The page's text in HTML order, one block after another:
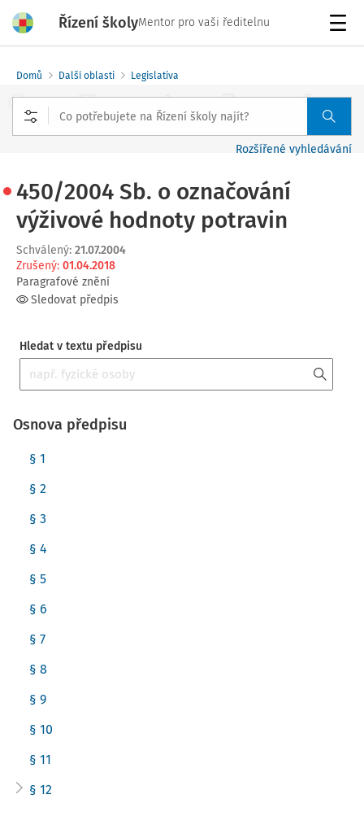
Řízení školyMentor pro vaši ředitelnu
Domů Další oblasti Legislativa
Rozšířené vyhledávání
450/2004 Sb. o označování
výživové hodnoty potravin
Schválený: 21.07.2004
Zrušený: 01.04.2018
Paragrafové znění
Sledovat předpis
Hledat v textu předpisu
Osnova předpisu
§ 1
§ 2
§ 3
§ 4
§ 5
§ 6
§ 7
§ 8
§ 9
§ 10
§ 11
§ 12